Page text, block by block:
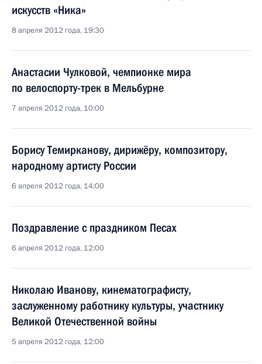
искусств «Ника»
8 апреля 2012 года, 19:30
Анастасии Чулковой, чемпионке мира
по велоспорту-трек в Мельбурне
7 апреля 2012 года, 10:00
Борису Темирканову, дирижёру, композитору,
народному артисту России
6 апреля 2012 года, 14:00
Поздравление с праздником Песах
6 апреля 2012 года, 12:00
Николаю Иванову, кинематографисту,
заслуженному работнику культуры, участнику
Великой Отечественной войны
5 апреля 2012 года, 12:00